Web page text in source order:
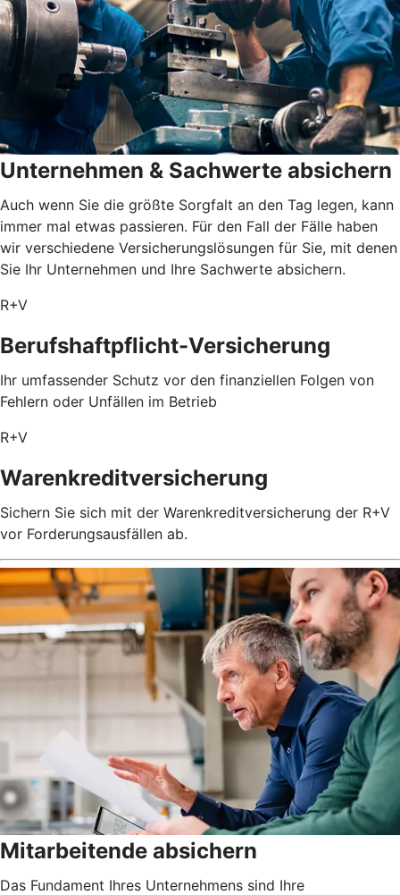
Unternehmen & Sachwerte absichern
Auch wenn Sie die größte Sorgfalt an den Tag legen, kann
immer mal etwas passieren. Für den Fall der Fälle haben
wir verschiedene Versicherungslösungen für Sie, mit denen
Sie Ihr Unternehmen und Ihre Sachwerte absichern.
R+V
Berufshaftpflicht-Versicherung
Ihr umfassender Schutz vor den finanziellen Folgen von
Fehlern oder Unfällen im Betrieb
R+V
Warenkreditversicherung
Sichern Sie sich mit der Warenkreditversicherung der R+V
vor Forderungsausfällen ab.
Mitarbeitende absichern
Das Fundament Ihres Unternehmens sind Ihre